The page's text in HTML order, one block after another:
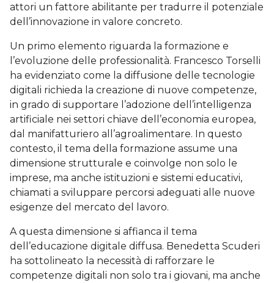
attori un fattore abilitante per tradurre il potenziale
dell’innovazione in valore concreto.
Un primo elemento riguarda la formazione e
l’evoluzione delle professionalità. Francesco Torselli
ha evidenziato come la diffusione delle tecnologie
digitali richieda la creazione di nuove competenze,
in grado di supportare l’adozione dell’intelligenza
artificiale nei settori chiave dell’economia europea,
dal manifatturiero all’agroalimentare. In questo
contesto, il tema della formazione assume una
dimensione strutturale e coinvolge non solo le
imprese, ma anche istituzioni e sistemi educativi,
chiamati a sviluppare percorsi adeguati alle nuove
esigenze del mercato del lavoro.
A questa dimensione si affianca il tema
dell’educazione digitale diffusa. Benedetta Scuderi
ha sottolineato la necessità di rafforzare le
competenze digitali non solo tra i giovani, ma anche